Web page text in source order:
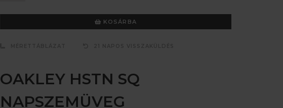
KOSÁRBA
OAKLEY HSTN SQ
NAPSZEMÜVEG